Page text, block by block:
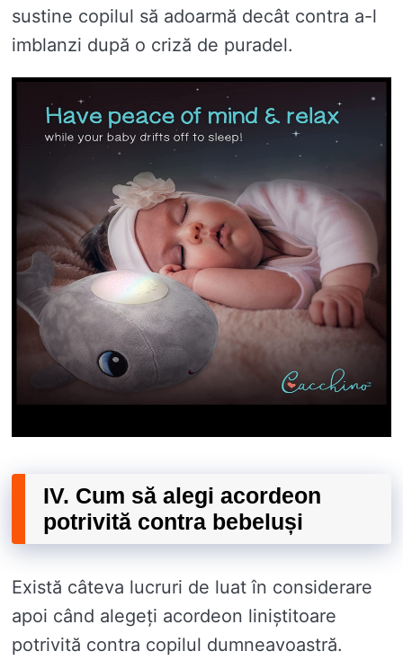
sustine copilul să adoarmă decât contra a-l
imblanzi după o criză de puradel.
IV. Cum să alegi acordeon
potrivită contra bebeluși
Există câteva lucruri de luat în considerare
apoi când alegeți acordeon liniștitoare
potrivită contra copilul dumneavoastră.